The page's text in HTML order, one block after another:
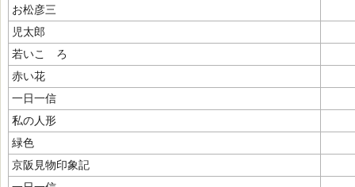
お松彦三
児太郎
若いこゝろ
赤い花
一日一信
私の人形
緑色
京阪見物印象記